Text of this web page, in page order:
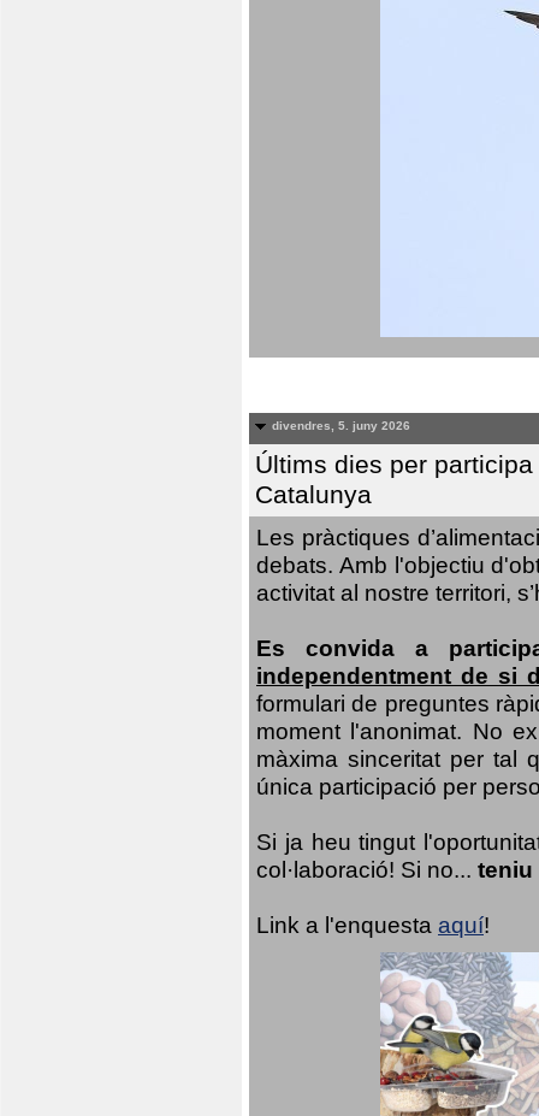
divendres, 5. juny 2026
Últims dies per
Catalunya
Les pràctiques
debats. Amb l'objectiu
activitat al nostre territori,
Es convida a
independentment de si
formulari de preguntes
moment l'anonimat. No
màxima sinceritat per tal
única participació per
Si ja heu tingut
col·laboració! Si no... teniu
Link a l'enquesta aquí!